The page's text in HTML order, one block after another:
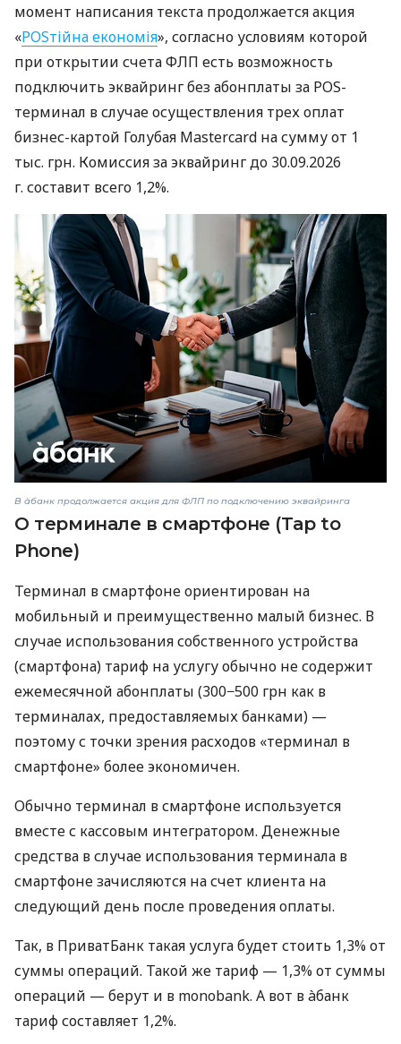
момент написания текста продолжается акция
«POSтійна економія», согласно условиям которой
при открытии счета ФЛП есть возможность
подключить эквайринг без абонплаты за POS-
терминал в случае осуществления трех оплат
бизнес-картой Голубая Mastercard на сумму от 1
тыс. грн. Комиссия за эквайринг до 30.09.2026
г. составит всего 1,2%.
В àбанк продолжается акция для ФЛП по подключению эквайринга
О терминале в смартфоне (Tap to
Phone)
Терминал в смартфоне ориентирован на
мобильный и преимущественно малый бизнес. В
случае использования собственного устройства
(смартфона) тариф на услугу обычно не содержит
ежемесячной абонплаты (300−500 грн как в
терминалах, предоставляемых банками) —
поэтому с точки зрения расходов «терминал в
смартфоне» более экономичен.
Обычно терминал в смартфоне используется
вместе с кассовым интегратором. Денежные
средства в случае использования терминала в
смартфоне зачисляются на счет клиента на
следующий день после проведения оплаты.
Так, в ПриватБанк такая услуга будет стоить 1,3% от
суммы операций. Такой же тариф — 1,3% от суммы
операций — берут и в monobank. А вот в àбанк
тариф составляет 1,2%.